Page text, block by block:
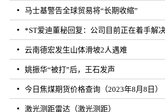
马士基警告全球贸易将“长期收缩”
*ST爱迪董秘回复：公司目前正在着手解
云南德宏发生山体滑坡2人遇难
姚振华“被打”后，王石发声
今日焦煤期货价格查询（2023年8月8日）
激光测距雷达（激光测距）